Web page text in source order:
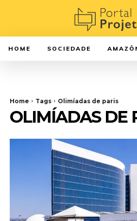
HOME SOCIEDADE
Home Tags Olimíadas de paris
OLIMÍADAS DE